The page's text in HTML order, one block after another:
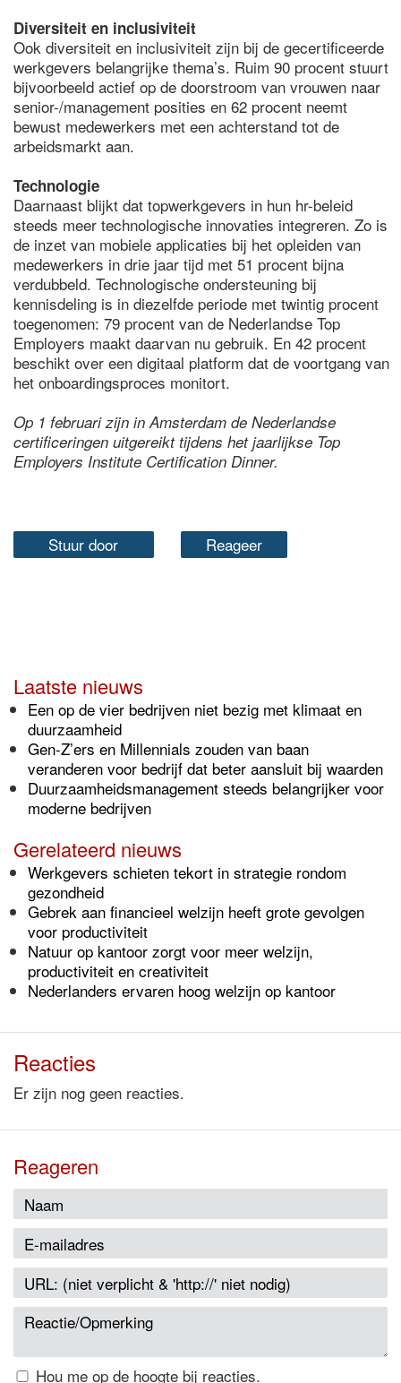
Diversiteit en inclusiviteit
Ook diversiteit en inclusiviteit zijn bij de gecertificeerde
werkgevers belangrijke thema’s. Ruim 90 procent stuurt
bijvoorbeeld actief op de doorstroom van vrouwen naar
senior-/management posities en 62 procent neemt
bewust medewerkers met een achterstand tot de
arbeidsmarkt aan.
Technologie
Daarnaast blijkt dat topwerkgevers in hun hr-beleid
steeds meer technologische innovaties integreren. Zo is
de inzet van mobiele applicaties bij het opleiden van
medewerkers in drie jaar tijd met 51 procent bijna
verdubbeld. Technologische ondersteuning bij
kennisdeling is in diezelfde periode met twintig procent
toegenomen: 79 procent van de Nederlandse Top
Employers maakt daarvan nu gebruik. En 42 procent
beschikt over een digitaal platform dat de voortgang van
het onboardingsproces monitort.
Op 1 februari zijn in Amsterdam de Nederlandse
certificeringen uitgereikt tijdens het jaarlijkse Top
Employers Institute Certification Dinner.
Stuur door Reageer
Laatste nieuws
Een op de vier bedrijven niet bezig met klimaat en
duurzaamheid
Gen-Z’ers en Millennials zouden van baan
veranderen voor bedrijf dat beter aansluit bij waarden
Duurzaamheidsmanagement steeds belangrijker voor
moderne bedrijven
Gerelateerd nieuws
Werkgevers schieten tekort in strategie rondom
gezondheid
Gebrek aan financieel welzijn heeft grote gevolgen
voor productiviteit
Natuur op kantoor zorgt voor meer welzijn,
productiviteit en creativiteit
Nederlanders ervaren hoog welzijn op kantoor
Reacties
Er zijn nog geen reacties.
Reageren
Hou me op de hoogte bij reacties.